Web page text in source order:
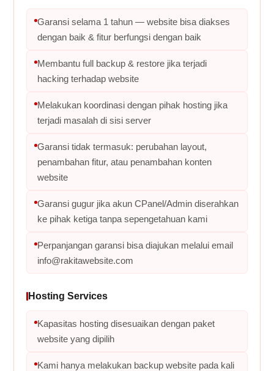
Garansi selama 1 tahun — website bisa diakses
dengan baik & fitur berfungsi dengan baik
Membantu full backup & restore jika terjadi
hacking terhadap website
Melakukan koordinasi dengan pihak hosting jika
terjadi masalah di sisi server
Garansi tidak termasuk: perubahan layout,
penambahan fitur, atau penambahan konten
website
Garansi gugur jika akun CPanel/Admin diserahkan
ke pihak ketiga tanpa sepengetahuan kami
Perpanjangan garansi bisa diajukan melalui email
info@rakitawebsite.com
Hosting Services
Kapasitas hosting disesuaikan dengan paket
website yang dipilih
Kami hanya melakukan backup website pada kali